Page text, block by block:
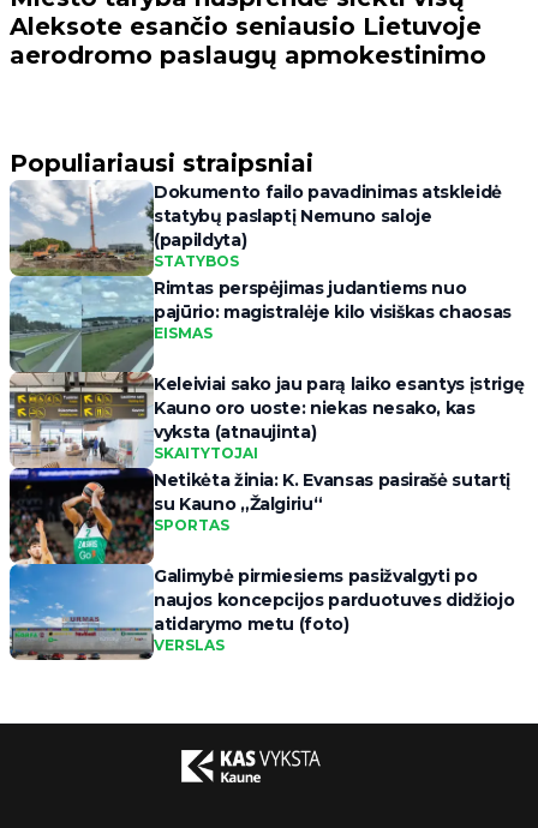
Aleksote esančio seniausio Lietuvoje
aerodromo paslaugų apmokestinimo
Populiariausi straipsniai
Dokumento failo pavadinimas atskleidė
statybų paslaptį Nemuno saloje
(papildyta)
STATYBOS
Rimtas perspėjimas judantiems nuo
pajūrio: magistralėje kilo visiškas chaosas
EISMAS
Keleiviai sako jau parą laiko esantys įstrigę
Kauno oro uoste: niekas nesako, kas
vyksta (atnaujinta)
SKAITYTOJAI
Netikėta žinia: K. Evansas pasirašė sutartį
su Kauno „Žalgiriu“
SPORTAS
Galimybė pirmiesiems pasižvalgyti po
naujos koncepcijos parduotuves didžiojo
atidarymo metu (foto)
VERSLAS